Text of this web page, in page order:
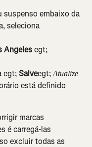
suspenso embaixo da
seleciona
Angeles egt;
egt; Salveegt; Atualize
está definido
marcas
é carregá-las
excluir todas as